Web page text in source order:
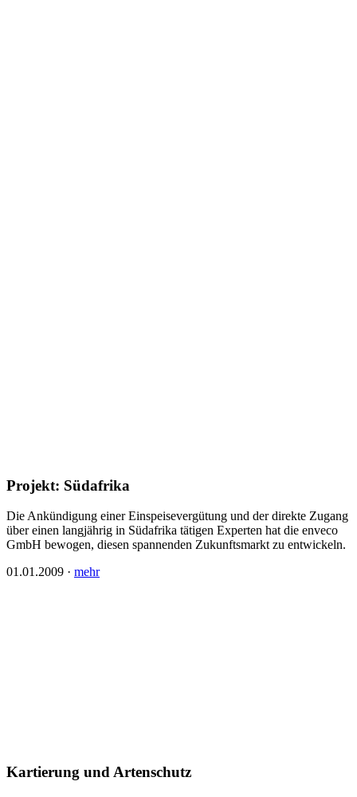
Projekt: Südafrika
Die Ankündigung einer Einspeisevergütung und der direkte Zugang
über einen langjährig in Südafrika tätigen Experten hat die enveco
GmbH bewogen, diesen spannenden Zukunftsmarkt zu entwickeln.
01.01.2009 · mehr
Kartierung und Artenschutz